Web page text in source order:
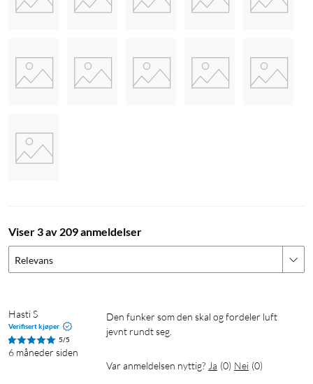
Kjøling
– Unngå å plassere viften nær en vegg, i en nisje eller under en
hylle. Det kan hindre kjølingen.
Viser 3 av 209 anmeldelser
Relevans
Hasti S
Verifisert kjøper
5/5
6 måneder siden
Den funker som den skal og fordeler luft
jevnt rundt seg.
Var anmeldelsen nyttig? Ja (0) Nei (0)